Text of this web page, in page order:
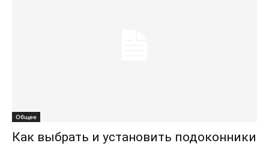
Общее
Как выбрать и установить подоконники